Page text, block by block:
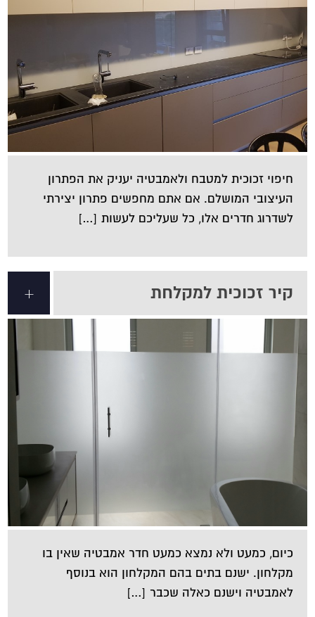
חיפוי זכוכית למטבח ולאמבטיה יעניק את הפתרון
העיצובי המושלם. אם אתם מחפשים פתרון יצירתי
לשדרוג חדרים אלו, כל שעליכם לעשות […]
קיר זכוכית למקלחת +
כיום, כמעט ולא נמצא כמעט חדר אמבטיה שאין בו
מקלחון. ישנם בתים בהם המקלחון הוא בנוסף
לאמבטיה וישנם כאלה שכבר […]